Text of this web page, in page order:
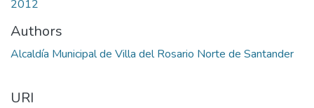
2012
Authors
Alcaldía Municipal de Villa del Rosario Norte de Santander
URI